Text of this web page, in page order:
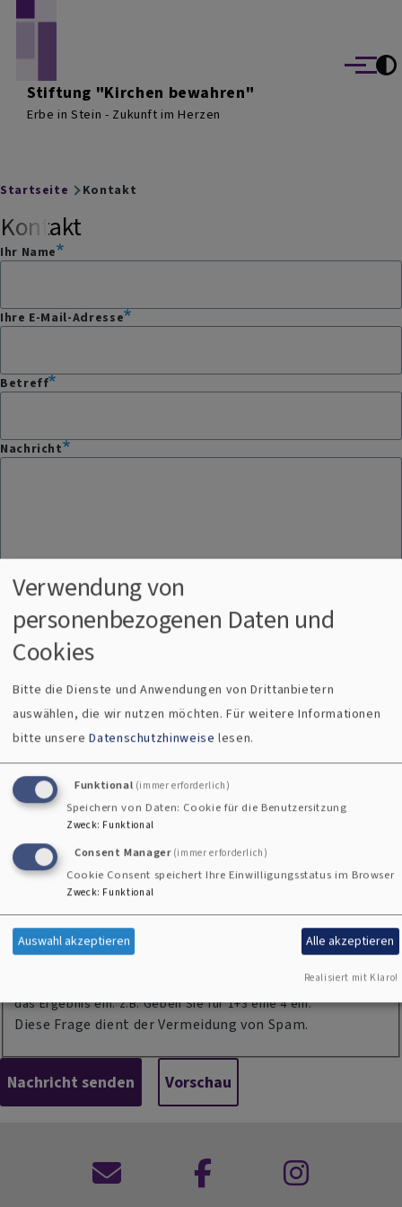
Stiftung "Kirchen bewahren"
Erbe in Stein - Zukunft im Herzen
Menü
Breadcrumb
Startseite Kontakt
Kontakt
Ihr Name
Ihre E-Mail-Adresse
Betreff
Nachricht
Bitte geben Sie in Ihrer Nachricht keine Links oder
Internetadressen an.
Einwilligung
Sie erklären sich damit einverstanden, dass Ihre Daten zur
Bearbeitung Ihres Anliegens verwendet werden. Weitere
Informationen und Widerrufshinweise finden Sie in der
Datenschutzerklärung.
CAPTCHA
Lösen Sie diese einfache mathematische Aufgabe und geben
das Ergebnis ein. z.B. Geben Sie für 1+3 eine 4 ein.
Diese Frage dient der Vermeidung von Spam.
KontaktformularDekanat
Dekanat
Verwendung von
personenbezogenen Daten und
Cookies
Bitte die Dienste und Anwendungen von Drittanbietern
auswählen, die wir nutzen möchten.Für weitere Informationen
bitte unsereDatenschutzhinweise lesen.
Funktional (immer erforderlich)
Speichern von Daten: Cookie für die Benutzersitzung
Zweck: Funktional
Consent Manager (immer erforderlich)
Cookie Consent speichert Ihre Einwilligungsstatus im Browser
Zweck: Funktional
Auswahl akzeptieren Alle akzeptieren
Realisiert mit Klaro!